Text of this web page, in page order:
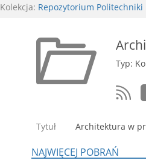
Kolekcja: Repozytorium Politechniki
Typ:
Tytuł Architektura w
NAJWIĘCEJ POBRAŃ